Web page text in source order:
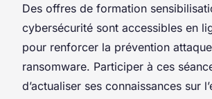
Des offres de formation
cybersécurité sont accessibles en
pour renforcer la prévention
ransomware. Participer à ces
d’actualiser ses connaissances sur